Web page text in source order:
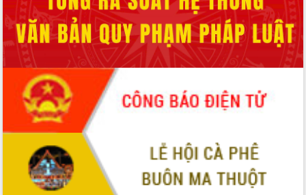
sầu riêng tại Đắk Lắk
Trình diễn nghệ thuật chế biến các
món ăn từ sầu riêng
Đắk Lắk công bố Quy hoạch và xúc
tiến đầu tư tỉnh
Ngành cá ngừ Đắk Lắk chủ động thích
ứng để giữ vững thị trường xuất khẩu
Diễn đàn Kinh tế tư nhân Việt Nam đột
phá cơ chế - Hợp tác công tư
Đề án 06 tạo bước ngoặt đột phá trong
cải cách hành chính tỉnh Đắk Lắk
Kết nối tour, đẩy mạnh chuyển đổi số
để phát triển du lịch Đắk Lắk